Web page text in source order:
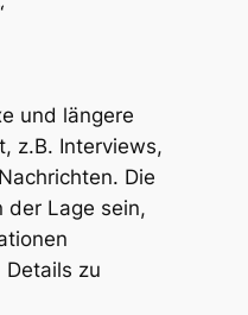
und längere
z.B. Interviews,
Die
der Lage sein,
Details zu